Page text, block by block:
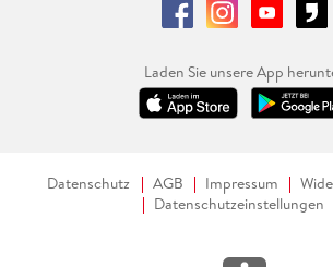
Laden Sie unsere App
Datenschutz AGB Impressum
Datenschutzeinstellungen